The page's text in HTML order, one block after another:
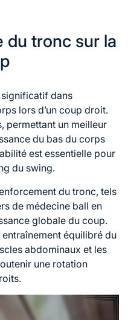
du tronc sur la
dans
lors d’un coup droit.
permettant un meilleur
du bas du corps
est essentielle pour
du swing.
du tronc, tels
de médecine ball en
globale du coup.
équilibré du
abdominaux et les
une rotation
.